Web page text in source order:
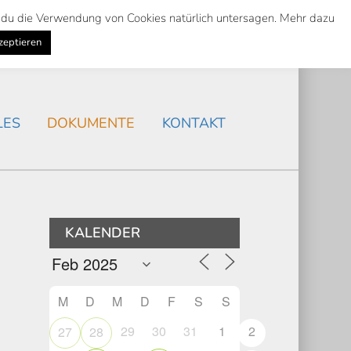
Suche
Search
AKTUELLES
DOKUMENTE KONTAKT
KALENDER
M D M D F S
S
27
28 29 30 31 1
2
die Verwendung von Cookies natürlich untersagen. Mehr dazu